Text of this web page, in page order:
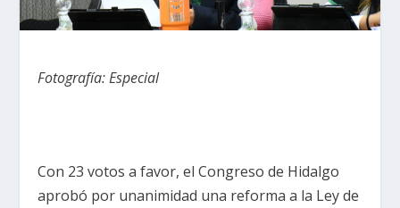
Fotografía: Especial
Con 23 votos a favor, el Congreso de Hidalgo
aprobó por unanimidad una reforma a la Ley de